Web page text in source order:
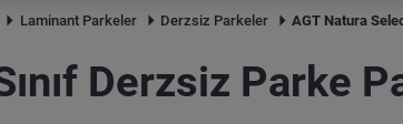
Laminant Parkeler Derzsiz Parkeler AGT Natura
Derzsiz Parke